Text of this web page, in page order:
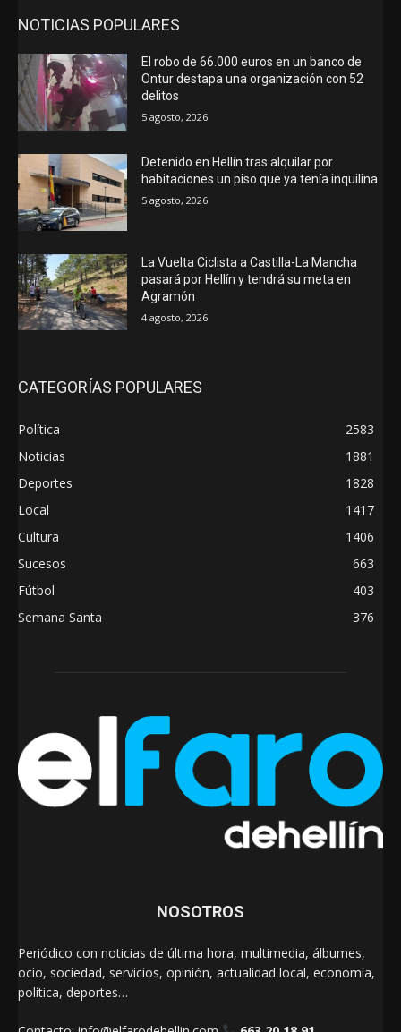
NOTICIAS POPULARES
El robo de 66.000 euros en un banco de
Ontur destapa una organización con 52
delitos
5 agosto, 2026
Detenido en Hellín tras alquilar por
habitaciones un piso que ya tenía inquilina
5 agosto, 2026
La Vuelta Ciclista a Castilla-La Mancha
pasará por Hellín y tendrá su meta en
Agramón
4 agosto, 2026
CATEGORÍAS POPULARES
Política
2583
Noticias
1881
Deportes
1828
Local
1417
Cultura
1406
Sucesos
663
Fútbol
403
Semana Santa
376
NOSOTROS
Periódico con noticias de última hora, multimedia, álbumes,
ocio, sociedad, servicios, opinión, actualidad local, economía,
política, deportes…